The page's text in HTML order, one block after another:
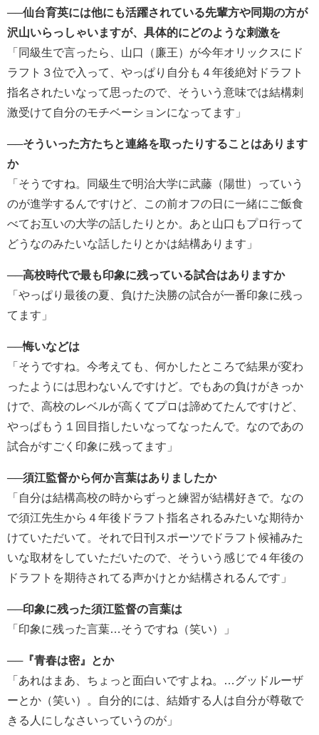
──仙台育英には他にも活躍されている先輩方や同期の方が
沢山いらっしゃいますが、具体的にどのような刺激を
「同級生で言ったら、山口（廉王）が今年オリックスにド
ラフト３位で入って、やっぱり自分も４年後絶対ドラフト
指名されたいなって思ったので、そういう意味では結構刺
激受けて自分のモチベーションになってます」
──そういった方たちと連絡を取ったりすることはあります
か
「そうですね。同級生で明治大学に武藤（陽世）っていう
のが進学するんですけど、この前オフの日に一緒にご飯食
べてお互いの大学の話したりとか。あと山口もプロ行って
どうなのみたいな話したりとかは結構あります」
──高校時代で最も印象に残っている試合はありますか
「やっぱり最後の夏、負けた決勝の試合が一番印象に残っ
てます」
──悔いなどは
「そうですね。今考えても、何かしたところで結果が変わ
ったようには思わないんですけど。でもあの負けがきっか
けで、高校のレベルが高くてプロは諦めてたんですけど、
やっぱもう１回目指したいなってなったんで。なのであの
試合がすごく印象に残ってます」
──須江監督から何か言葉はありましたか
「自分は結構高校の時からずっと練習が結構好きで。なの
で須江先生から４年後ドラフト指名されるみたいな期待か
けていただいて。それで日刊スポーツでドラフト候補みた
いな取材をしていただいたので、そういう感じで４年後の
ドラフトを期待されてる声かけとか結構されるんです」
──印象に残った須江監督の言葉は
「印象に残った言葉…そうですね（笑い）」
──『青春は密』とか
「あれはまあ、ちょっと面白いですよね。…グッドルーザ
ーとか（笑い）。自分的には、結婚する人は自分が尊敬で
きる人にしなさいっていうのが」